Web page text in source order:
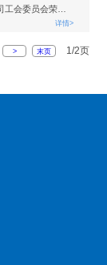
工会委员会荣
司基层工会工作
详情>
> 末页 1/2页